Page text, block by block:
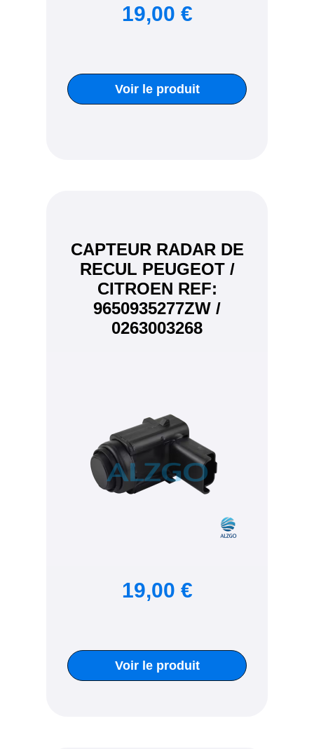
19,00 €
Voir le produit
CAPTEUR RADAR DE
RECUL PEUGEOT /
CITROEN REF:
9650935277ZW /
0263003268
19,00 €
Voir le produit